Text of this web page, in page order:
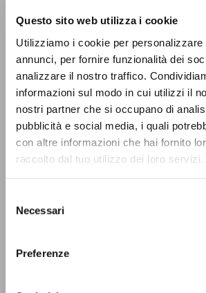
Questo sito web utilizza i cookie
Utilizziamo i cookie per personalizzare
annunci, per fornire funzionalità dei
analizzare il nostro traffico.
informazioni sul modo in cui utilizzi il
nostri partner che si occupano di
pubblicità e social media, i quali
con altre informazioni che hai fornito
raccolto dal tuo utilizzo dei loro servizi.
delNecessari
Preferenze
Giussani LuigiAutor
Jaca Book
Italiano
1990
Páginas: 146
ÚLTIMA ACTUALIZACIÓN
0DOCUMENTOS
RESULTADOS SUCESIVOS